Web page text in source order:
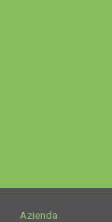
Azienda